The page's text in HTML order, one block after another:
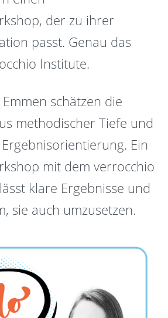
der zu ihrer
passt. Genau das
Institute.
schätzen die
methodischer Tiefe und
Ein
mit dem verrocchio
klare Ergebnisse und
sie auch umzusetzen.